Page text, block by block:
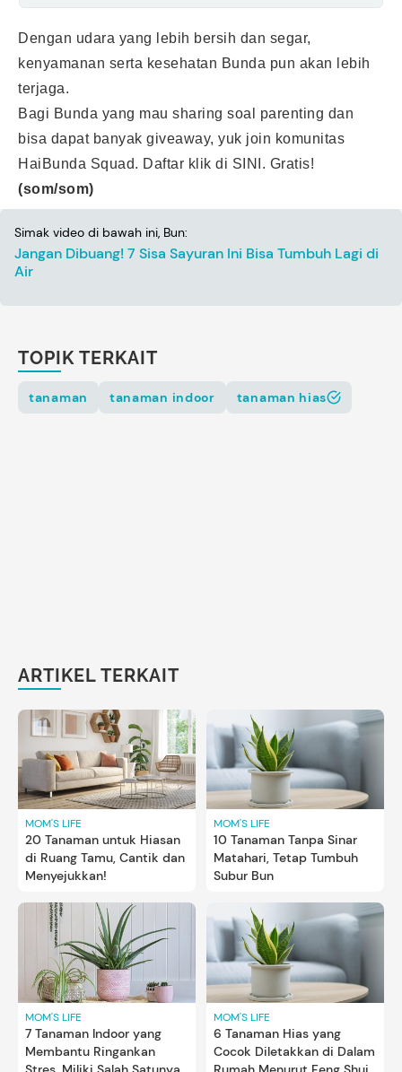
Dengan udara yang lebih bersih dan segar,
kenyamanan serta kesehatan Bunda pun akan lebih
terjaga.
Bagi Bunda yang mau sharing soal parenting dan
bisa dapat banyak giveaway, yuk join komunitas
HaiBunda Squad. Daftar klik di SINI . Gratis!
(som/som)
Simak video di bawah ini, Bun:
Jangan Dibuang! 7 Sisa Sayuran Ini Bisa Tumbuh Lagi di
Air
TOPIK TERKAIT
tanaman tanaman indoor tanaman hias
ARTIKEL TERKAIT
MOM'S LIFE
20 Tanaman untuk Hiasan
di Ruang Tamu, Cantik dan
Menyejukkan!
MOM'S LIFE
10 Tanaman Tanpa Sinar
Matahari, Tetap Tumbuh
Subur Bun
MOM'S LIFE
7 Tanaman Indoor yang
Membantu Ringankan
MOM'S LIFE
6 Tanaman Hias yang
Cocok Diletakkan di Dalam